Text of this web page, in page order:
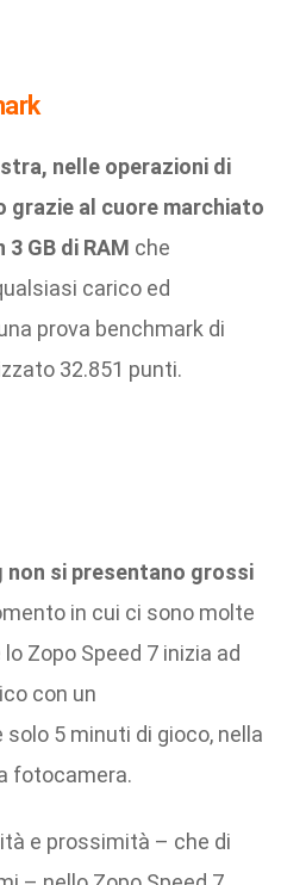
nelle operazioni di
al cuore marchiato
GB di RAM che
carico ed
prova benchmark di
32.851 punti.
non si presentano grossi
in cui ci sono molte
Zopo Speed 7 inizia ad
con un
solo 5 minuti di gioco, nella
fotocamera.
e prossimità – che di